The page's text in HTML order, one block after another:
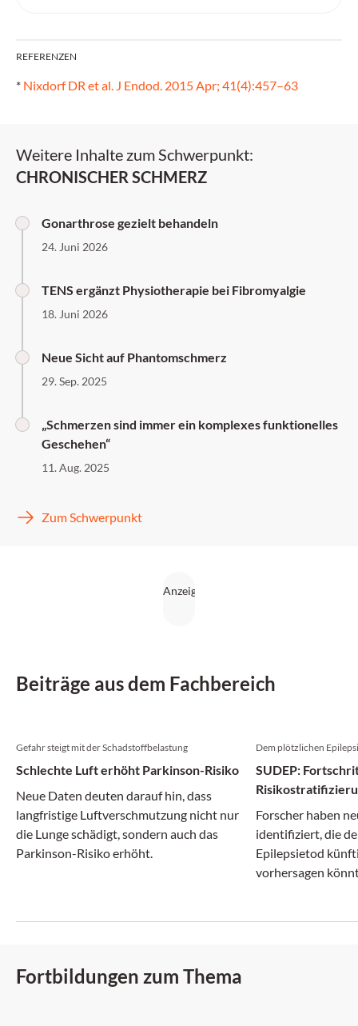
REFERENZEN
* Nixdorf DR et al. J Endod. 2015 Apr; 41(4):457–63
Weitere Inhalte zum Schwerpunkt:
CHRONISCHER SCHMERZ
Gonarthrose gezielt behandeln
24. Juni 2026
TENS ergänzt Physiotherapie bei Fibromyalgie
18. Juni 2026
Neue Sicht auf Phantomschmerz
29. Sep. 2025
„Schmerzen sind immer ein komplexes funktionelles
Geschehen“
11. Aug. 2025
Zum Schwerpunkt
Beiträge aus dem Fachbereich
Gefahr steigt mit der Schadstoffbelastung
Schlechte Luft erhöht Parkinson-Risiko
Neue Daten deuten darauf hin, dass
langfristige Luftverschmutzung nicht nur
die Lunge schädigt, sondern auch das
Parkinson-Risiko erhöht.
Dem plötzlichen
SUDEP:
Forscher haben
identifiziert, die
Epilepsietod
vorhersagen
Fortbildungen zum Thema